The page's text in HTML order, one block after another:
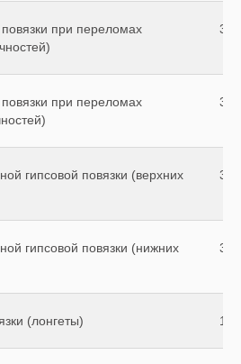
при переломах
при переломах
гипсовой повязки (верхних
гипсовой повязки (нижних
(лонгеты)